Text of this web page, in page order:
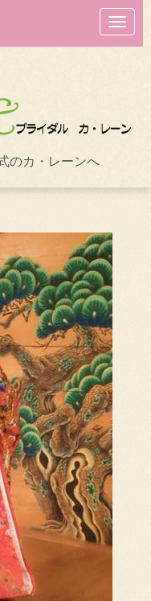
N
a
v
o
n
のカ・レーンへ